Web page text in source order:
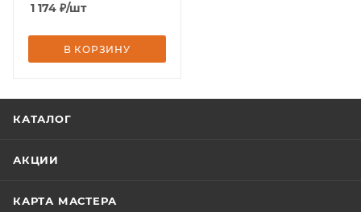
1 174 ₽/шт
В КОРЗИНУ
КАТАЛОГ
АКЦИИ
КАРТА МАСТЕРА